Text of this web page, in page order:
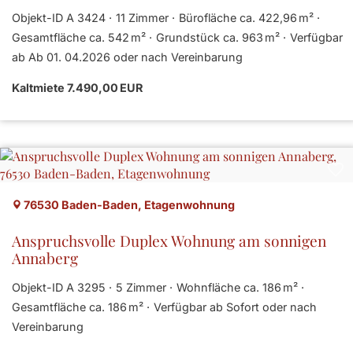
Objekt-ID A 3424 11 Zimmer
Bürofläche ca. 422,96 m²
Gesamtfläche ca. 542 m²
Grund­stück ca. 963 m²
Verfügbar
ab Ab 01. 04.2026 oder nach Vereinbarung
Kaltmiete 7.490,00 EUR
76530 Baden-Baden, Etagenwohnung
Anspruchsvolle Duplex Wohnung am sonnigen
Annaberg
Objekt-ID A 3295 5 Zimmer
Wohnfläche ca. 186 m²
Gesamtfläche ca. 186 m²
Verfügbar ab Sofort oder nach
Vereinbarung